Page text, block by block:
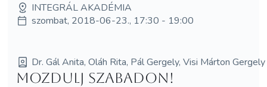
INTEGRÁL AKADÉMIA
szombat, 2018-06-23., 17:30 - 19:00
Dr. Gál Anita, Oláh Rita, Pál Gergely, Visi Márton Gergely
Mozdulj szabadon!